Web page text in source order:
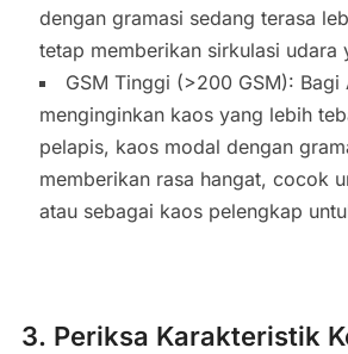
dengan gramasi sedang terasa
tetap memberikan sirkulasi udara
GSM Tinggi (>200 GSM): Bagi
menginginkan kaos yang lebih
pelapis, kaos modal dengan
memberikan rasa hangat, cocok
atau sebagai kaos pelengkap
3. Periksa Karakteristik